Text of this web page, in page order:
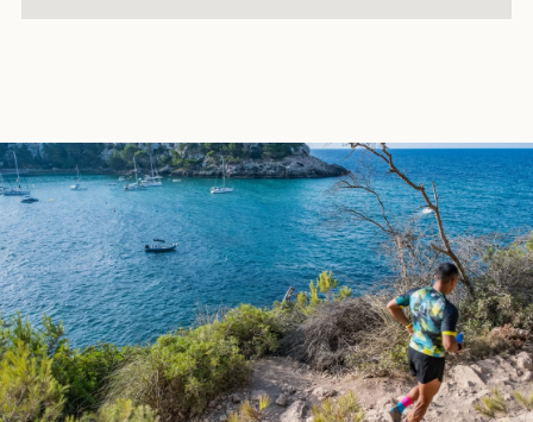
Deporte y naturaleza en estado puro
RESERVAR